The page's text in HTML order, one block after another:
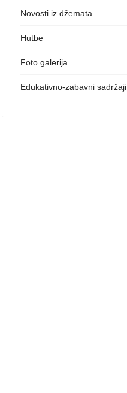
Novosti iz džemata
Hutbe
Foto galerija
Edukativno-zabavni sadržaji